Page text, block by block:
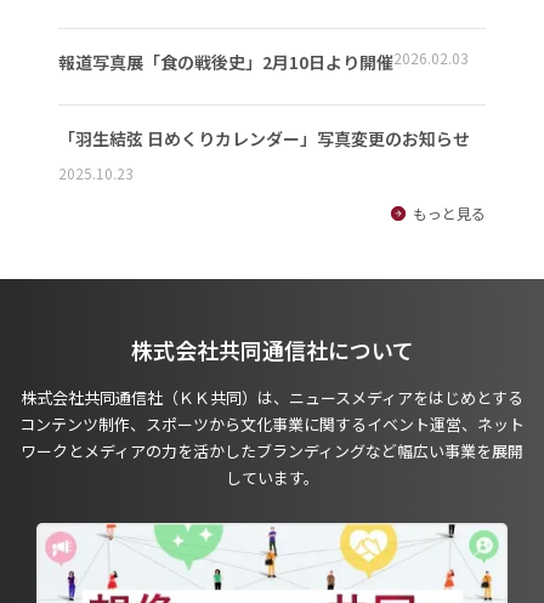
報道写真展「食の戦後史」2月10日より開催2026.02.03
「羽生結弦 日めくりカレンダー」写真変更のお知らせ
2025.10.23
もっと見る
株式会社共同通信社について
株式会社共同通信社（ＫＫ共同）は、ニュースメディアをはじめとする
コンテンツ制作、スポーツから文化事業に関するイベント運営、ネット
ワークとメディアの力を活かしたブランディングなど幅広い事業を展開
しています。